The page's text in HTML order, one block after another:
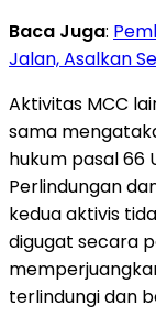
Baca Juga:
Jalan, Asalkan
Aktivitas MCC
sama
hukum pasal 66
Perlindungan
kedua aktivis
digugat secara
terlindungi dan